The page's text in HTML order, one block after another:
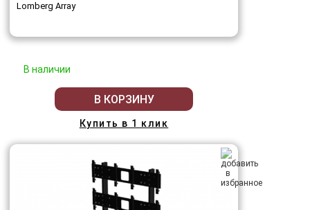
Lomberg Array
В наличии
В КОРЗИНУ
Купить в 1 клик